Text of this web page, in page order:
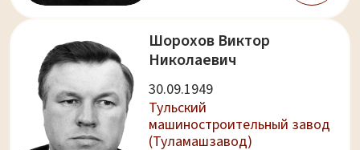
Шорохов Виктор
Николаевич
30.09.1949
Тульский
машиностроительный завод
(Туламашзавод)